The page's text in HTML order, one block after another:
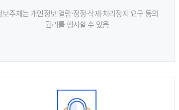
보주체는 개인정보 열람·정정·삭제·처리정지 요구 등의
권리를 행사할 수 있음